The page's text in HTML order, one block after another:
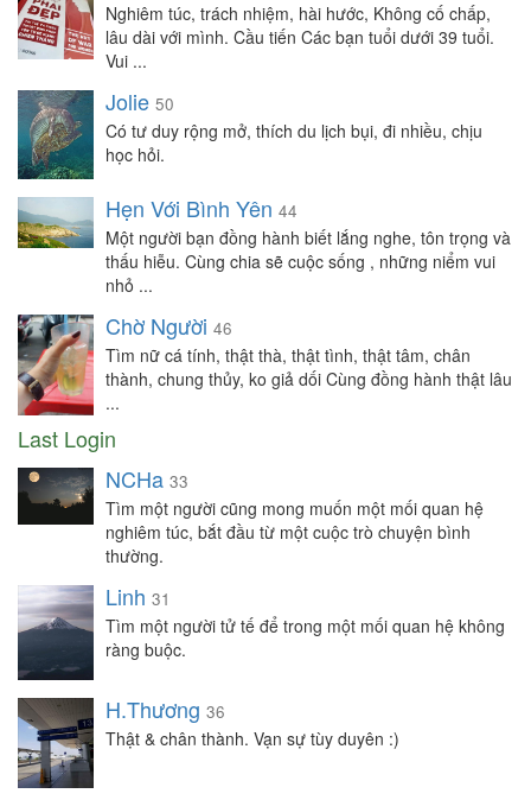
Nghiêm túc, trách nhiệm, hài hước, Không cố chấp,
lâu dài với mình. Cầu tiến Các bạn tuổi dưới 39 tuổi.
Vui ...
Jolie 50
Có tư duy rộng mở, thích du lịch bụi, đi nhiều, chịu
học hỏi.
Hẹn Với Bình Yên 44
Một người bạn đồng hành biết lắng nghe, tôn trọng và
thấu hiễu. Cùng chia sẽ cuộc sống , những niểm vui
nhỏ ...
Chờ Người 46
Tìm nữ cá tính, thật thà, thật tình, thật tâm, chân
thành, chung thủy, ko giả dối Cùng đồng hành thật lâu
...
Last Login
NCHa 33
Tìm một người cũng mong muốn một mối quan hệ
nghiêm túc, bắt đầu từ một cuộc trò chuyện bình
thường.
Linh 31
Tìm một người tử tế để trong một mối quan hệ không
ràng buộc.
H.Thương 36
Thật & chân thành. Vạn sự tùy duyên :)